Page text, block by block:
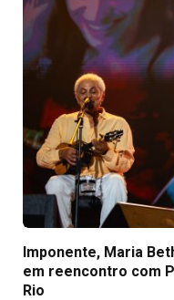
Imponente, Maria
em reencontro com
Rio